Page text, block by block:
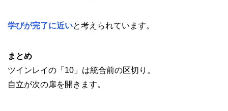
学びが完了に近いと考えられています。
まとめ
ツインレイの「10」は統合前の区切り。
自立が次の扉を開きます。